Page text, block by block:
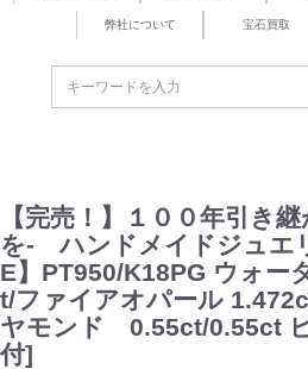
弊社について 宝石買取
【完売！】１００年引き
を- ハンドメイドジュエ
E】PT950/K18PG ウォー
t/ファイアオパール
ヤモンド 0.55ct/0.55ct
付]